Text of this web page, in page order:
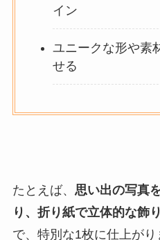
イン
ユニークな形や素
せる
たとえば、 思い出の写真
り、折り紙で立体的な飾
で、特別な1枚に仕上がり